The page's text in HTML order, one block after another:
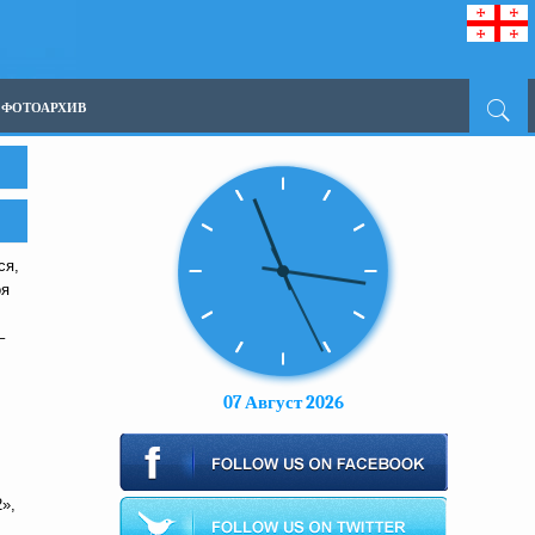
ФОТОАРХИВ
07 Август 2026